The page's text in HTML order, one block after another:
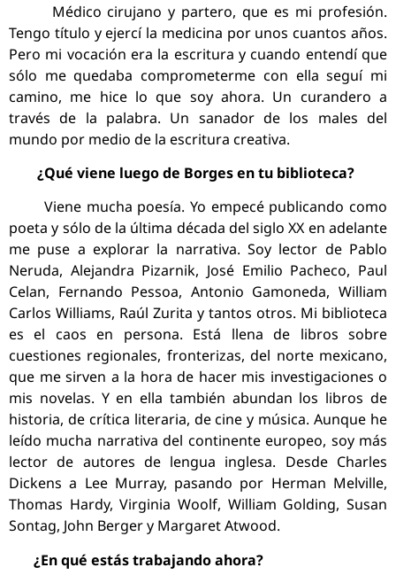
Médico cirujano y partero, que es mi profesión.
Tengo título y ejercí la medicina por unos cuantos años.
Pero mi vocación era la escritura y cuando entendí que
sólo me quedaba comprometerme con ella seguí mi
camino, me hice lo que soy ahora. Un curandero a
través de la palabra. Un sanador de los males del
mundo por medio de la escritura creativa.
¿Qué viene luego de Borges en tu biblioteca?
Viene mucha poesía. Yo empecé publicando como
poeta y sólo de la última década del siglo XX en adelante
me puse a explorar la narrativa. Soy lector de Pablo
Neruda, Alejandra Pizarnik, José Emilio Pacheco, Paul
Celan, Fernando Pessoa, Antonio Gamoneda, William
Carlos Williams, Raúl Zurita y tantos otros. Mi biblioteca
es el caos en persona. Está llena de libros sobre
cuestiones regionales, fronterizas, del norte mexicano,
que me sirven a la hora de hacer mis investigaciones o
mis novelas. Y en ella también abundan los libros de
historia, de crítica literaria, de cine y música. Aunque he
leído mucha narrativa del continente europeo, soy más
lector de autores de lengua inglesa. Desde Charles
Dickens a Lee Murray, pasando por Herman Melville,
Thomas Hardy, Virginia Woolf, William Golding, Susan
Sontag, John Berger y Margaret Atwood.
¿En qué estás trabajando ahora?